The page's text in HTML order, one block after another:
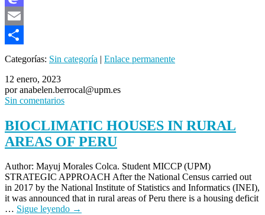
Mastodon
Email
Compartir
Categorías: Sin categoría | Enlace permanente
12 enero, 2023
por anabelen.berrocal@upm.es
Sin comentarios
BIOCLIMATIC HOUSES IN RURAL
AREAS OF PERU
Author: Mayuj Morales Colca. Student MICCP (UPM)
STRATEGIC APPROACH After the National Census carried out
in 2017 by the National Institute of Statistics and Informatics (INEI),
it was announced that in rural areas of Peru there is a housing deficit
… Sigue leyendo →